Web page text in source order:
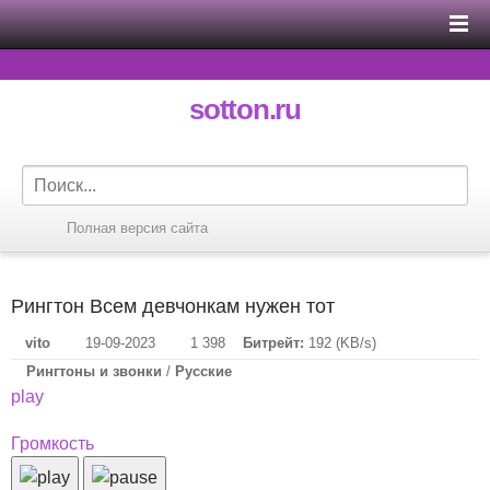
sotton.ru
Полная версия сайта
Рингтон Всем девчонкам нужен тот
vito 19-09-2023 1 398 Битрейт: 192 (KB/s)
Рингтоны и звонки / Русские
play
Громкость